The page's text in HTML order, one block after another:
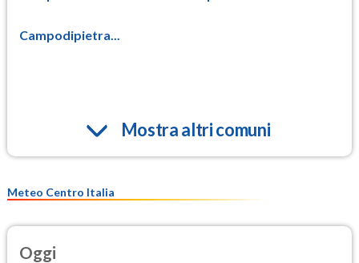
Campodipietra...
Mostra altri comuni
Meteo Centro Italia
Oggi